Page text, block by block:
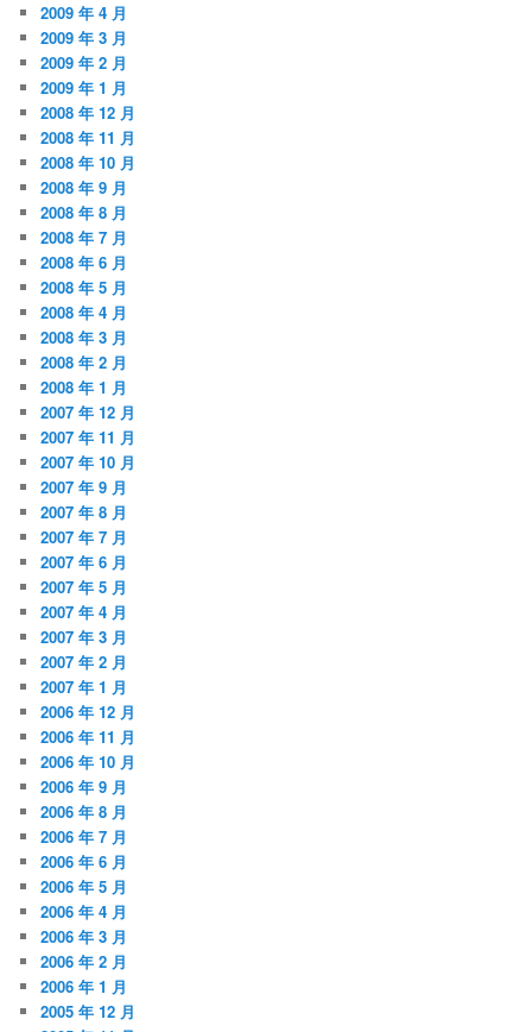
2009 年 4 月
2009 年 3 月
2009 年 2 月
2009 年 1 月
2008 年 12 月
2008 年 11 月
2008 年 10 月
2008 年 9 月
2008 年 8 月
2008 年 7 月
2008 年 6 月
2008 年 5 月
2008 年 4 月
2008 年 3 月
2008 年 2 月
2008 年 1 月
2007 年 12 月
2007 年 11 月
2007 年 10 月
2007 年 9 月
2007 年 8 月
2007 年 7 月
2007 年 6 月
2007 年 5 月
2007 年 4 月
2007 年 3 月
2007 年 2 月
2007 年 1 月
2006 年 12 月
2006 年 11 月
2006 年 10 月
2006 年 9 月
2006 年 8 月
2006 年 7 月
2006 年 6 月
2006 年 5 月
2006 年 4 月
2006 年 3 月
2006 年 2 月
2006 年 1 月
2005 年 12 月